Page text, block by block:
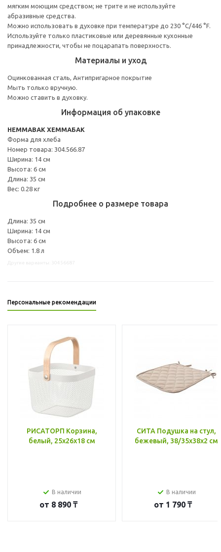
мягким моющим средством; не трите и не используйте
абразивные средства.
Можно использовать в духовке при температуре до 230 °C/446 °F.
Используйте только пластиковые или деревянные кухонные
принадлежности, чтобы не поцарапать поверхность.
Материалы и уход
Оцинкованная сталь, Антипригарное покрытие
Мыть только вручную.
Можно ставить в духовку.
Информация об упаковке
HEMMABAK ХЕММАБАК
Форма для хлеба
Номер товара: 304.566.87
Ширина: 14 см
Высота: 6 см
Длина: 35 см
Вес: 0.28 кг
Подробнее о размере товара
Длина: 35 см
Ширина: 14 см
Высота: 6 см
Объем: 1.8 л
Персональные рекомендации
РИСАТОРП Корзина,
белый, 25x26x18 см
В наличии
от 8 890 ₸
СИТА Подушка на стул,
бежевый, 38/35x38x2 см
В наличии
от 1 790 ₸